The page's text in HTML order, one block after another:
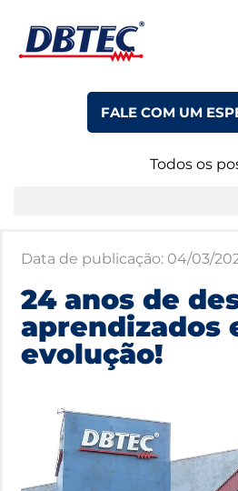
FALE COM UM
Todos os
Data de publicação: 04/03/
24 anos de
aprendizados
evolução!